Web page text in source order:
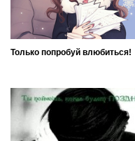
Только попробуй влюбиться!